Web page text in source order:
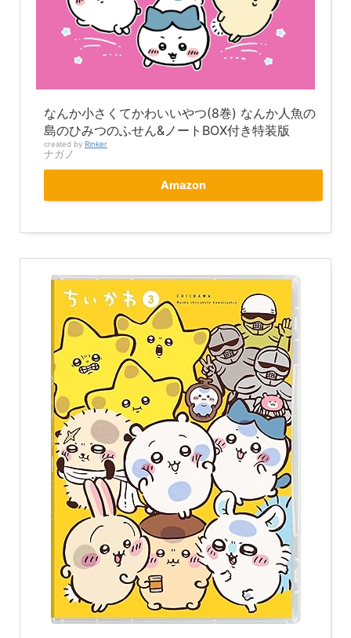
なんか小さくてかわいいやつ(8巻) なんか人魚の
島のひみつのふせん&ノートBOX付き特装版
created by Rinker
ナガノ
Amazon